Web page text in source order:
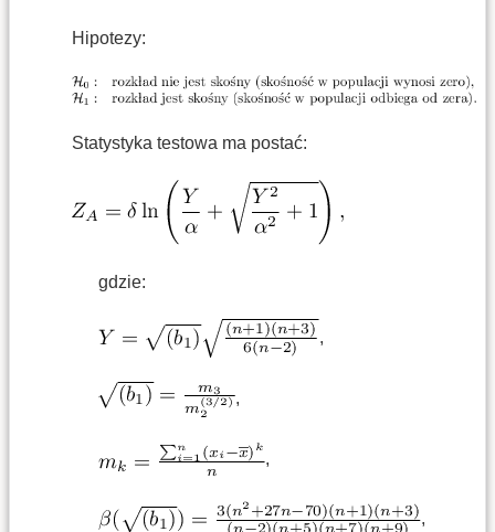
Hipotezy:
Statystyka testowa ma postać:
gdzie:
,
,
,
,